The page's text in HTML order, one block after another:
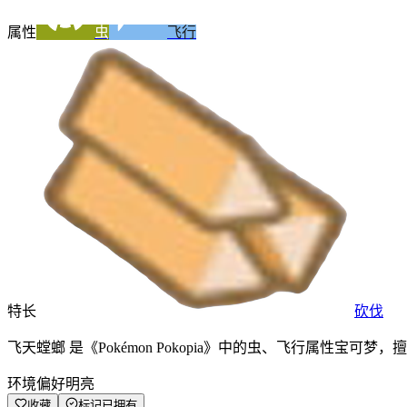
属性 虫 飞行
特长 砍伐
飞天螳螂 是《Pokémon Pokopia》中的虫、飞行属性宝可梦，
环境偏好明亮